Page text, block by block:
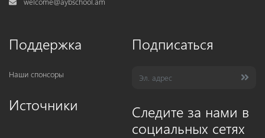
Поддержка
Наши спонсоры
Источники
Подписаться
Следите за нами в
социальных сетях